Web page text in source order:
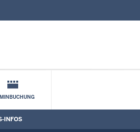
INFOS